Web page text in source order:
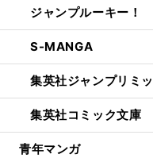
ジャンプルーキー！
S-MANGA
集英社ジャンプリミ
集英社コミック文庫
青年マンガ